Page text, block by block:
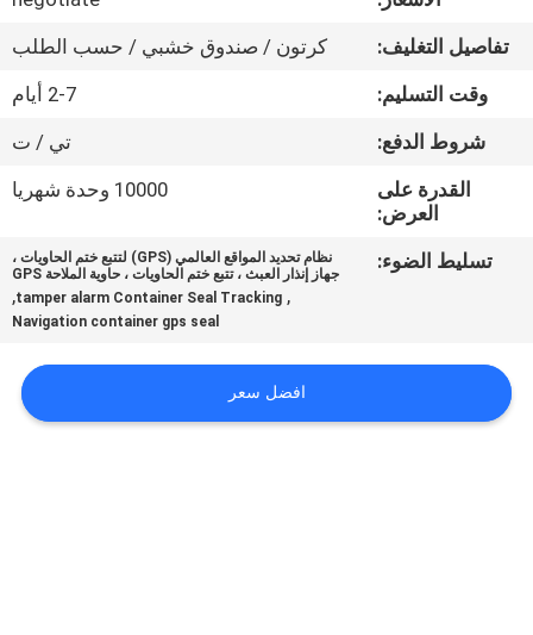
عنا
جولة
المعمل
مراقبة
اتصل
بنا
تفاصيل التغليف:
كرتون / صندوق خشبي / حسب الطلب
وقت التسليم:
2-7 أيام
شروط الدفع:
تي / ت
القدرة على
العرض:
10000 وحدة شهريا
تسليط الضوء:
نظام تحديد المواقع العالمي (GPS) لتتبع ختم الحاويات ،
جهاز إنذار العبث ، تتبع ختم الحاويات ، حاوية الملاحة GPS
,
tamper alarm Container Seal Tracking
,
Navigation container gps seal
افضل سعر